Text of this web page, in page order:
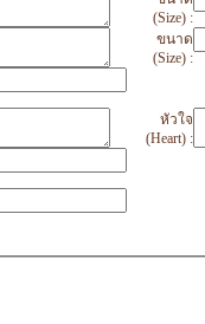
(Size) :
ขนาด
(Size) :
หัวใจ
(Heart) :